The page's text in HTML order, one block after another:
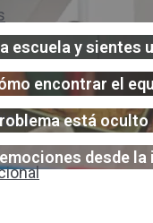
escuela y sientes
encontrar el
está oculto
desde la